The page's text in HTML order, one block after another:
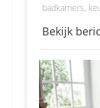
badkamers,
Bekijk